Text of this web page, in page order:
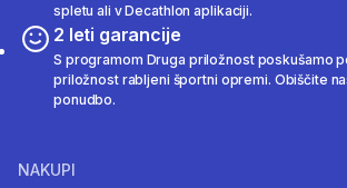
spletu ali v Decathlon aplikaciji.
2 leti garancije
S programom Druga priložnost poskušamo
priložnost rabljeni športni opremi. Obiščite
ponudbo.
NAKUPI